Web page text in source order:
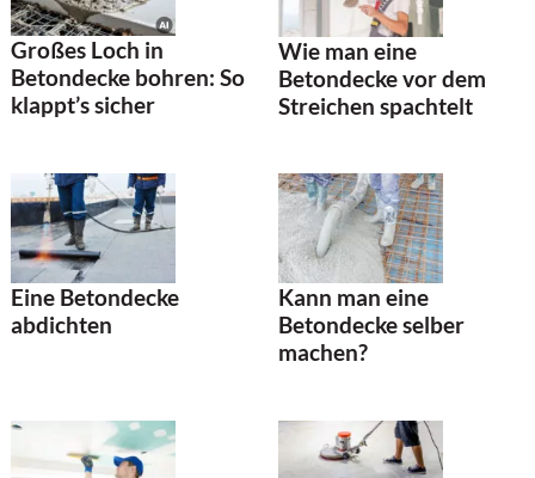
Großes Loch in
Betondecke bohren: So
klappt’s sicher
Wie man eine
Betondecke vor dem
Streichen spachtelt
Eine Betondecke
abdichten
Kann man eine
Betondecke selber
machen?